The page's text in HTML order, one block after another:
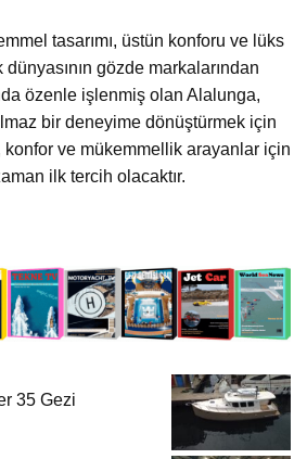
tasarımı, üstün konforu ve lüks
gözde markalarından
özenle işlenmiş olan Alalunga,
bir deneyime dönüştürmek için
konfor ve mükemmellik arayanlar için
ilk tercih olacaktır.
35 Gezi